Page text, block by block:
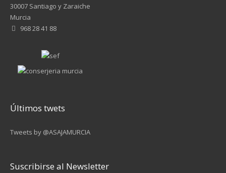
30007 Santiago y Zaraiche
Murcia
968 28 41 88
Últimos twets
Tweets by @ASAJAMURCIA
Suscribirse al Newsletter